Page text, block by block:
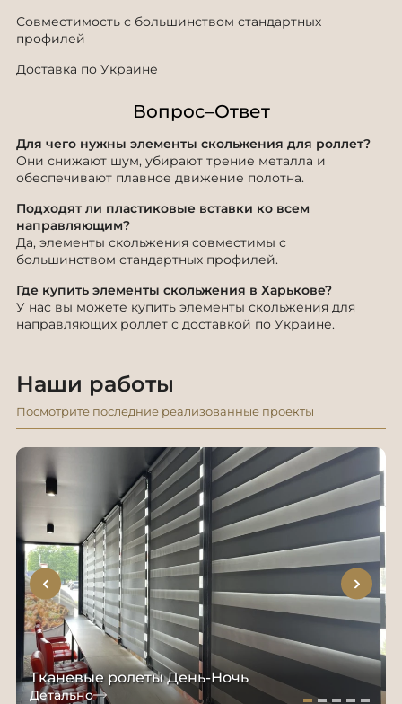
Совместимость с большинством стандартных
профилей
Доставка по Украине
Вопрос–Ответ
Для чего нужны элементы скольжения для роллет?
Они снижают шум, убирают трение металла и
обеспечивают плавное движение полотна.
Подходят ли пластиковые вставки ко всем
направляющим?
Да, элементы скольжения совместимы с
большинством стандартных профилей.
Где купить элементы скольжения в Харькове?
У нас вы можете купить элементы скольжения для
направляющих роллет с доставкой по Украине.
Наши работы
Посмотрите последние реализованные проекты
Тканевые ролеты День-Ночь
Детально